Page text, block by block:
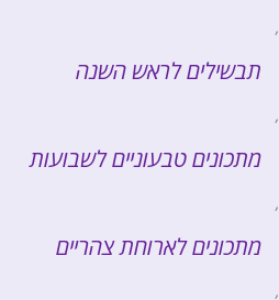
,
תבשילים לראש השנה
,
מתכונים טבעוניים לשבועות
,
מתכונים לארוחת צהריים
,